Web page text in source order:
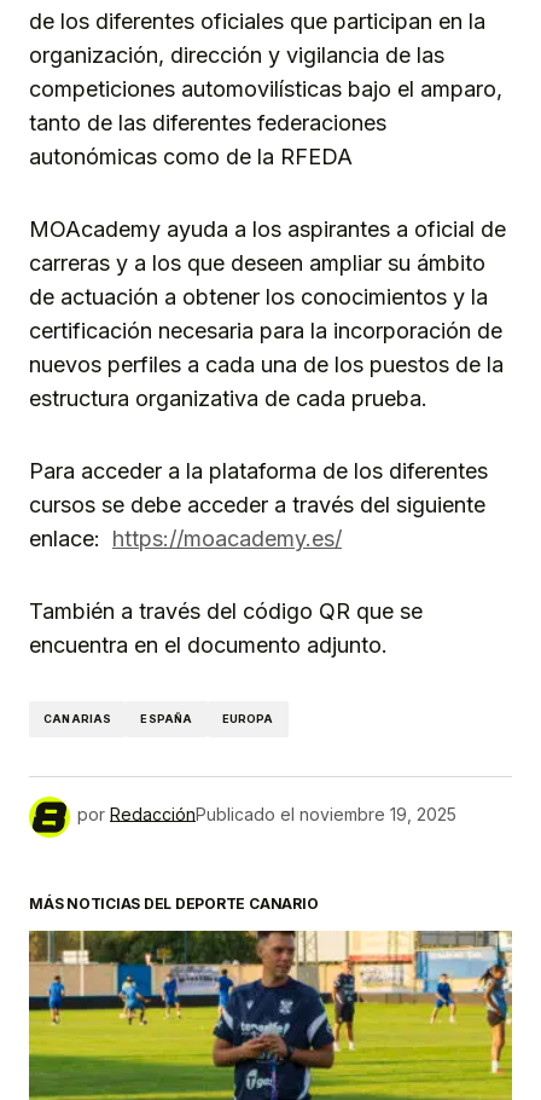
de los diferentes oficiales que participan en la
organización, dirección y vigilancia de las
competiciones automovilísticas bajo el amparo,
tanto de las diferentes federaciones
autonómicas como de la RFEDA
MOAcademy ayuda a los aspirantes a oficial de
carreras y a los que deseen ampliar su ámbito
de actuación a obtener los conocimientos y la
certificación necesaria para la incorporación de
nuevos perfiles a cada una de los puestos de la
estructura organizativa de cada prueba.
Para acceder a la plataforma de los diferentes
cursos se debe acceder a través del siguiente
enlace: https://moacademy.es/
También a través del código QR que se
encuentra en el documento adjunto.
CANARIAS ESPAÑA EUROPA
por RedacciónPublicado el noviembre 19, 2025
MÁS NOTICIAS DEL DEPORTE CANARIO